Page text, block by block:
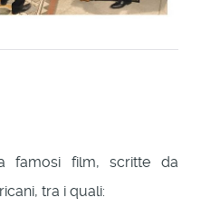
famosi film, scritte da
tra i quali: